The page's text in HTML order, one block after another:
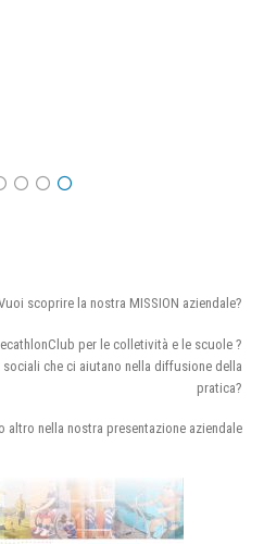
scoprire la nostra MISSION aziendale?
per le colletività e le scuole ?
che ci aiutano nella diffusione della
pratica?
altro nella nostra presentazione aziendale